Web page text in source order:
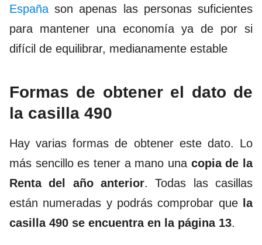
España son apenas las personas suficientes
para mantener una economía ya de por si
difícil de equilibrar, medianamente estable
Formas de obtener el dato de
la casilla 490
Hay varias formas de obtener este dato. Lo
más sencillo es tener a mano una copia de la
Renta del año anterior. Todas las casillas
están numeradas y podrás comprobar que
la
casilla 490 se encuentra en la página 13.